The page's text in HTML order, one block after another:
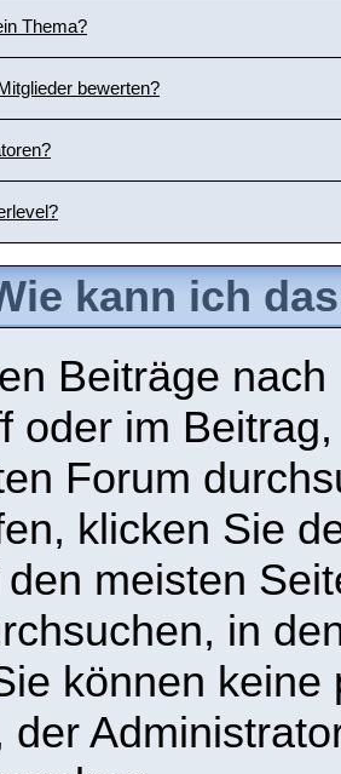
Thema?
bewerten?
kann ich
Beiträge
oder im
Forum
klicken Sie
meisten
in
können
der